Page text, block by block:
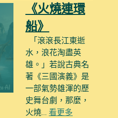
《火燒連環
船》
「滾滾長江東逝
水，浪花淘盡英
雄。」若說古典名
著《三國演義》是
一部氣勢雄渾的歷
史舞台劇，那麼，
火燒… 看更多